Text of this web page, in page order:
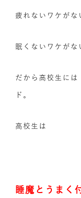
疲れないワケがな
眠くないワケがな
だから高校生には
ド。
高校生は
睡魔とうまく